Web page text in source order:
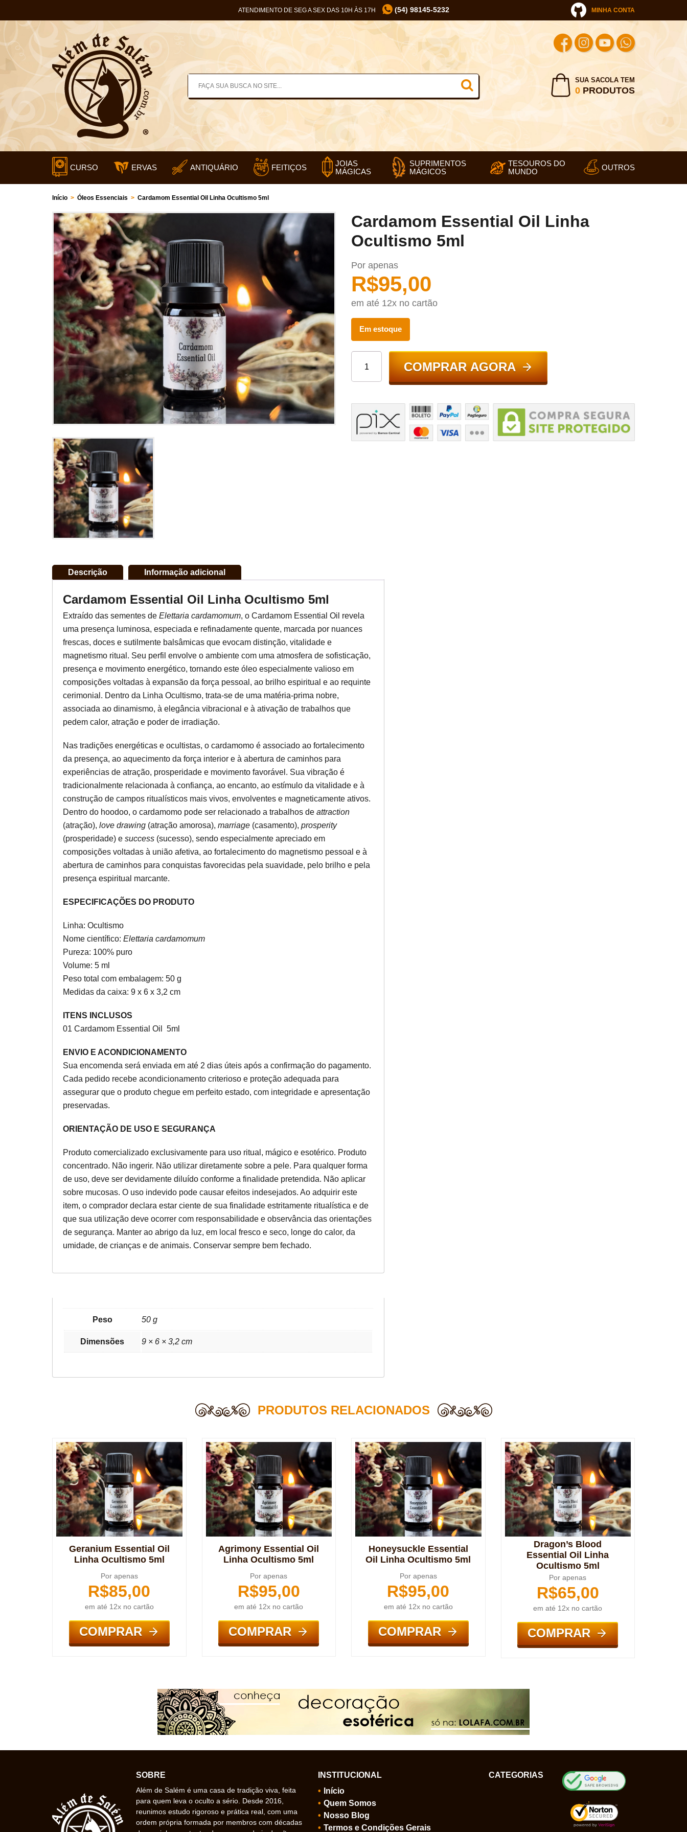
ATENDIMENTO DE SEG A SEX DAS 10H ÀS 17H (54) 98145-5232 MINHA CONTA
SUA SACOLA TEM
0PRODUTOS
CURSO ERVAS ANTIQUÁRIO FEITIÇOS
JOIAS
MÁGICAS
SUPRIMENTOS
MÁGICOS
TESOUROS DO
MUNDO
OUTROS
Início > Óleos Essenciais > Cardamom Essential Oil Linha Ocultismo 5ml
Cardamom Essential Oil Linha
Ocultismo 5ml
Por apenas
R$95,00
em até 12x no cartão
Em estoque
COMPRAR AGORA
Descrição Informação adicional
Cardamom Essential Oil Linha Ocultismo 5ml
Extraído das sementes de Elettaria cardamomum, o Cardamom Essential Oil revela
uma presença luminosa, especiada e refinadamente quente, marcada por nuances
frescas, doces e sutilmente balsâmicas que evocam distinção, vitalidade e
magnetismo ritual. Seu perfil envolve o ambiente com uma atmosfera de sofisticação,
presença e movimento energético, tornando este óleo especialmente valioso em
composições voltadas à expansão da força pessoal, ao brilho espiritual e ao requinte
cerimonial. Dentro da Linha Ocultismo, trata-se de uma matéria-prima nobre,
associada ao dinamismo, à elegância vibracional e à ativação de trabalhos que
pedem calor, atração e poder de irradiação.
Nas tradições energéticas e ocultistas, o cardamomo é associado ao fortalecimento
da presença, ao aquecimento da força interior e à abertura de caminhos para
experiências de atração, prosperidade e movimento favorável. Sua vibração é
tradicionalmente relacionada à confiança, ao encanto, ao estímulo da vitalidade e à
construção de campos ritualísticos mais vivos, envolventes e magneticamente ativos.
Dentro do hoodoo, o cardamomo pode ser relacionado a trabalhos de attraction
(atração), love drawing (atração amorosa), marriage (casamento), prosperity
(prosperidade) e success (sucesso), sendo especialmente apreciado em
composições voltadas à união afetiva, ao fortalecimento do magnetismo pessoal e à
abertura de caminhos para conquistas favorecidas pela suavidade, pelo brilho e pela
presença espiritual marcante.
ESPECIFICAÇÕES DO PRODUTO
Linha: Ocultismo
Nome científico: Elettaria cardamomum
Pureza: 100% puro
Volume: 5 ml
Peso total com embalagem: 50 g
Medidas da caixa: 9 x 6 x 3,2 cm
ITENS INCLUSOS
01 Cardamom Essential Oil 5ml
ENVIO E ACONDICIONAMENTO
Sua encomenda será enviada em até 2 dias úteis após a confirmação do pagamento.
Cada pedido recebe acondicionamento criterioso e proteção adequada para
assegurar que o produto chegue em perfeito estado, com integridade e apresentação
preservadas.
ORIENTAÇÃO DE USO E SEGURANÇA
Produto comercializado exclusivamente para uso ritual, mágico e esotérico. Produto
concentrado. Não ingerir. Não utilizar diretamente sobre a pele. Para qualquer forma
de uso, deve ser devidamente diluído conforme a finalidade pretendida. Não aplicar
sobre mucosas. O uso indevido pode causar efeitos indesejados. Ao adquirir este
item, o comprador declara estar ciente de sua finalidade estritamente ritualística e de
que sua utilização deve ocorrer com responsabilidade e observância das orientações
de segurança. Manter ao abrigo da luz, em local fresco e seco, longe do calor, da
umidade, de crianças e de animais. Conservar sempre bem fechado.
Peso 50 g
Dimensões 9 × 6 × 3,2 cm
PRODUTOS RELACIONADOS
Geranium Essential Oil
Linha Ocultismo 5ml
Por apenas
R$85,00
em até 12x no cartão
COMPRAR
Agrimony Essential Oil
Linha Ocultismo 5ml
Por apenas
R$95,00
em até 12x no cartão
COMPRAR
Honeysuckle Essential
Oil Linha Ocultismo 5ml
Por apenas
R$95,00
em até 12x no cartão
COMPRAR
Dragon’s Blood
Essential Oil Linha
Ocultismo 5ml
Por apenas
R$65,00
em até 12x no cartão
COMPRAR
SOBRE
Além de Salém é uma casa de tradição viva, feita
para quem leva o oculto a sério. Desde 2016,
reunimos estudo rigoroso e prática real, com uma
ordem própria formada por membros com décadas
INSTITUCIONAL
Início
Quem Somos
Nosso Blog
Termos e Condições Gerais
CATEGORIAS